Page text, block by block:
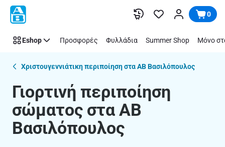
Παράλειψη
Γιορτινή
περιποίηση
Βασιλόπουλος
0
Eshop Προσφορές Φυλλάδια Summer Shop Μόνο
Χριστουγεννιάτικη περιποίηση στα ΑΒ Βασιλόπουλος
Γιορτινή περιποίηση
σώματος στα ΑΒ
Βασιλόπουλος